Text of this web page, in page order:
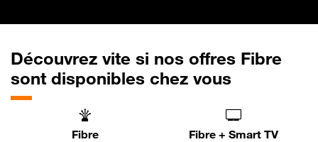
Découvrez vite si nos offres Fibre
sont disponibles chez vous
Fibre Fibre + Smart TV